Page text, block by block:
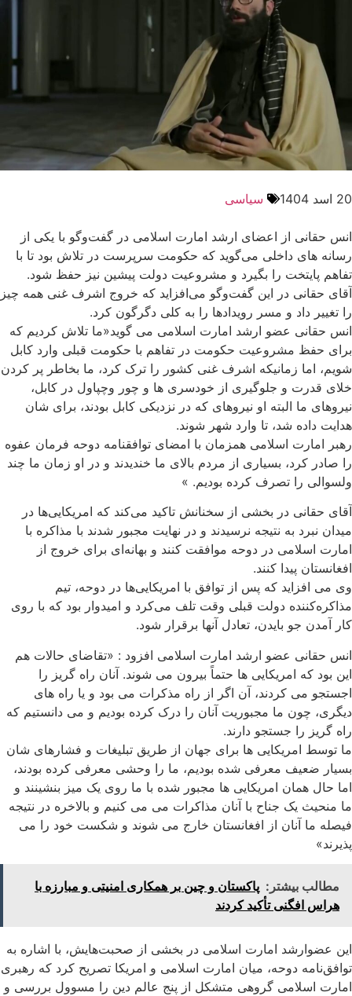
20 اسد 1404 سیاسی
انس حقانی از اعضای ارشد امارت اسلامی‌ در گفت‌وگو با یکی از
رسانه های داخلی می‌گوید که حکومت سرپرست در تلاش بود تا با
تفاهم پایتخت را بگیرد و مشروعیت دولت پیشین نیز حفظ شود.
آقای حقانی در این گفت‌وگو می‌افزاید که خروج اشرف غنی همه چیز
را تغییر داد و مسر رویداد‌ها را به کلی دگرگون کرد.
انس حقانی عضو ارشد امارت اسلامی می گوید«ما تلاش کردیم که
برای حفظ مشروعیت حکومت در تفاهم با حکومت قبلی وارد کابل
شویم، اما زمانیکه اشرف غنی کشور را ترک کرد، ما بخاطر پر کردن
خلای قدرت و جلوگیری از خودسری ها و چور وچپاول در کابل،
نیروهای ما البته او نیروهای که در نزدیکی کابل بودند، برای شان
هدایت داده شد، تا وارد شهر شوند.
رهبر امارت اسلامی همزمان با امضای توافقنامه دوحه فرمان عفوه
را صادر کرد، بسیاری از مردم بالای ما خندیدند و در او زمان ما چند
ولسوالی را تصرف کرده بودیم. »
آقای حقانی در بخشی از سخنانش تاکید می‌کند که امریکایی‌ها در
میدان نبرد به نتیجه نرسیدند و در نهایت مجبور شدند با مذاکره با
امارت اسلامی در دوحه موافقت کنند و بهانه‌ای برای خروج از
افغانستان پیدا کنند.
وی می افزاید که پس از توافق با امریکایی‌ها در دوحه، تیم
مذاکره‌کننده دولت قبلی وقت تلف می‌کرد و امیدوار بود که با روی
کار آمدن جو بایدن، تعادل آنها برقرار شود.
انس حقانی عضو ارشد امارت اسلامی افزود : «تقاضای حالات هم
این بود که امریکایی ها حتماً بیرون می شوند. آنان راه گریز را
اجستجو می کردند، آن اگر از راه مذکرات می بود و یا راه های
دیگری، چون ما مجبوریت آنان را درک کرده بودیم و می دانستیم که
راه گریز را جستجو دارند.
ما توسط امریکایی ها برای جهان از طریق تبلیغات و فشارهای شان
بسیار ضعیف معرفی شده بودیم، ما را وحشی معرفی کرده بودند،
اما حال همان امریکایی ها مجبور شده با ما روی یک میز بنشینند و
ما منحیث یک جناح با آنان مذاکرات می می کنیم و بالاخره در نتیجه
فیصله ما آنان از افغانستان خارج می شوند و شکست خود را می
پذیرند»
مطالب بیشتر: پاکستان و چین بر همکاری امنیتی و مبارزه با
هراس افگنی تأکید کردند
این عضوارشد امارت اسلامی در بخشی از صحبت‌هایش، با اشاره به
توافق‌نامه دوحه، میان امارت اسلامی و‌ امریکا تصریح کرد که رهبری
امارت اسلامی گروهی متشکل از پنج عالم دین را مسوول بررسی و